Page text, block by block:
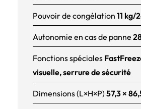
Pouvoir de congélation 11 kg/
Autonomie en cas de panne
Fonctions spéciales
visuelle, serrure de sécurité
Dimensions (L×H×P) 57,3 ×